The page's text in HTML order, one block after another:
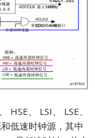
、 LSI、 LSE、
低速时钟源，其中